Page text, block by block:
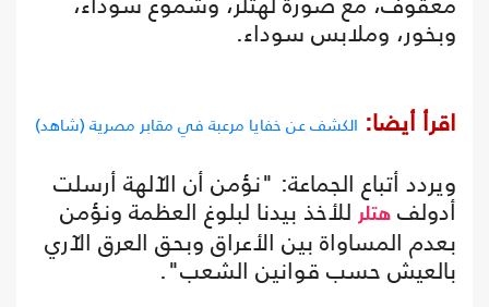
وبخور، وملابس سوداء.
اقرأ أيضا: الكشف عن خفايا مرعبة في مقابر مصرية (شاهد)
ويردد أتباع الجماعة: "نؤمن أن الآلهة أرسلت
أدولف هتلر للأخذ بيدنا لبلوغ العظمة ونؤمن
بعدم المساواة بين الأعراق وبحق العرق الآري
بالعيش حسب قوانين الشعب".